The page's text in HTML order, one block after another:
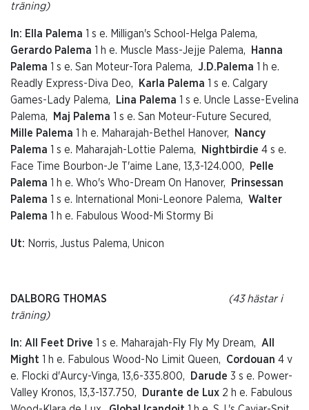
träning)
In: Ella Palema 1 s e. Milligan's School-Helga Palema,
Gerardo Palema 1 h e. Muscle Mass-Jejje Palema,
Hanna
Palema 1 s e. San Moteur-Tora Palema, J.D.Palema 1 h e.
Readly Express-Diva Deo,
Karla Palema 1 s e. Calgary
Games-Lady Palema,
Lina Palema 1 s e. Uncle Lasse-Evelina
Palema,
Maj Palema 1 s e. San Moteur-Future Secured,
Mille Palema 1 h e. Maharajah-Bethel Hanover,
Nancy
Palema 1 s e. Maharajah-Lottie Palema, Nightbirdie 4 s e.
Face Time Bourbon-Je T'aime Lane, 13,3-124.000,
Pelle
Palema 1 h e. Who's Who-Dream On Hanover,
Prinsessan
Palema 1 s e. International Moni-Leonore Palema, Walter
Palema 1 h e. Fabulous Wood-Mi Stormy Bi
Ut: Norris, Justus Palema, Unicon
DALBORG THOMAS
(43 hästar i
träning)
In: All Feet Drive 1 s e. Maharajah-Fly Fly My Dream, All
Might 1 h e. Fabulous Wood-No Limit Queen, Cordouan 4 v
e. Flocki d'Aurcy-Vinga, 13,6-335.800,
Darude 3 s e. Power-
Valley Kronos, 13,3-137.750,
Durante de Lux 2 h e. Fabulous